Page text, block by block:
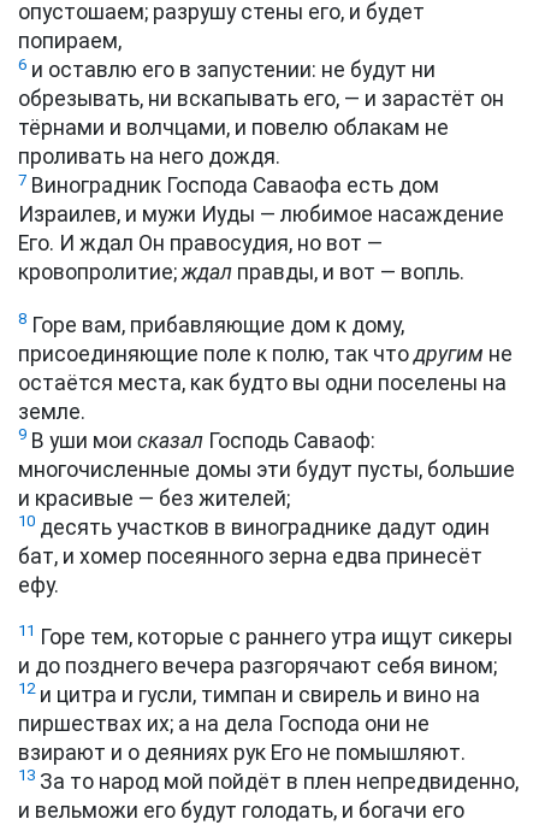
опустошаем; разрушу стены его, и будет
попираем,
6 и оставлю его в запустении: не будут ни
обрезывать, ни вскапывать его, — и зарастёт он
тёрнами и волчцами, и повелю облакам не
проливать на него дождя.
7 Виноградник Господа Саваофа есть дом
Израилев, и мужи Иуды — любимое насаждение
Его. И ждал Он правосудия, но вот —
кровопролитие;ждал правды, и вот — вопль.
8 Горе вам, прибавляющие дом к дому,
присоединяющие поле к полю, так чтодругим не
остаётся места, как будто вы одни поселены на
земле.
9 В уши мои сказал Господь Саваоф:
многочисленные домы эти будут пусты, большие
и красивые — без жителей;
10 десять участков в винограднике дадут один
бат, и хомер посеянного зерна едва принесёт
ефу.
11 Горе тем, которые с раннего утра ищут сикеры
и до позднего вечера разгорячают себя вином;
12и цитра и гусли, тимпан и свирель и вино на
пиршествах их; а на дела Господа они не
взирают и о деяниях рук Его не помышляют.
13 За то народ мой пойдёт в плен непредвиденно,
и вельможи его будут голодать, и богачи его